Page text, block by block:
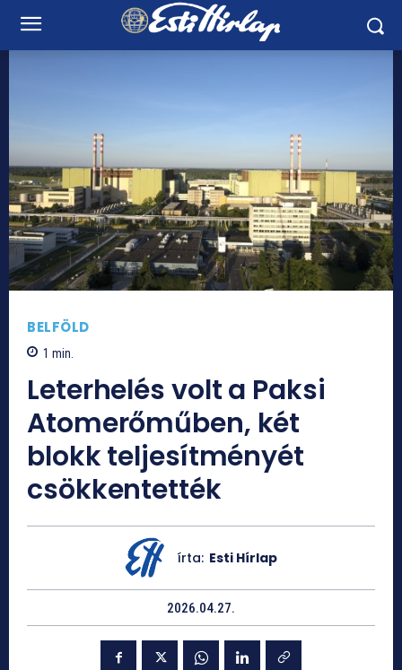
BELFÖLD
1 min.
Leterhelés volt a Paksi
Atomerőműben, két
blokk teljesítményét
csökkentették
írta: Esti Hírlap
2026.04.27.